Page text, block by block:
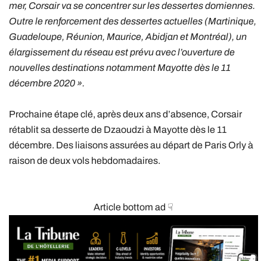
mer, Corsair va se concentrer sur les dessertes domiennes.
Outre le renforcement des dessertes actuelles (Martinique,
Guadeloupe, Réunion, Maurice, Abidjan et Montréal), un
élargissement du réseau est prévu avec l’ouverture de
nouvelles destinations notamment Mayotte dès le 11
décembre 2020 ».
Prochaine étape clé, après deux ans d’absence, Corsair
rétablit sa desserte de Dzaoudzi à Mayotte dès le 11
décembre. Des liaisons assurées au départ de Paris Orly à
raison de deux vols hebdomadaires.
Article bottom ad ☟